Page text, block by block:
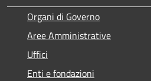
Organi di Governo
Aree Amministrative
Uffici
Enti e fondazioni